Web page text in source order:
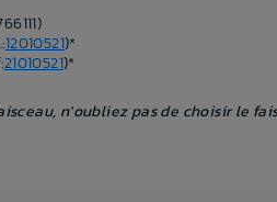
12010521)*
21010521)*
n'oubliez pas de choisir le